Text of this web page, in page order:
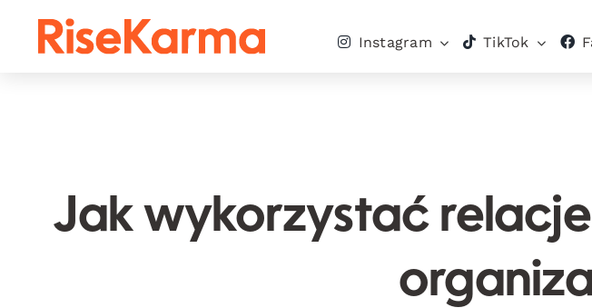
Instagram TikTok
Jak wykorzystać